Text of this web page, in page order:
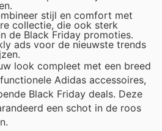
stijl en comfort met
collectie, die ook sterk
de Black Friday promoties.
ads voor de nieuwste trends
look compleet met een breed
Adidas accessoires,
Black Friday deals. Deze
een schot in de roos